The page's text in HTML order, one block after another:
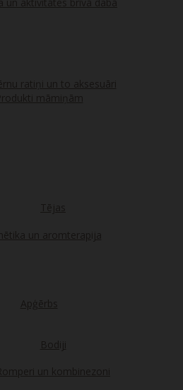
ratiņi un to aksesuāri
māmiņām
Tējas
un aromterapija
Apģērbs
Bodiji
un kombinezoni